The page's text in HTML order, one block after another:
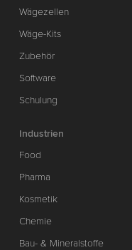
Wägezellen
Wäge-Kits
Zubehör
Software
Schulung
Industrien
Food
Pharma
Kosmetik
Chemie
Bau- & Mineralstoffe